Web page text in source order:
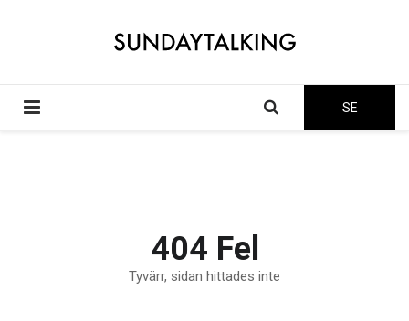
SE
404 Fel
Tyvärr, sidan hittades inte